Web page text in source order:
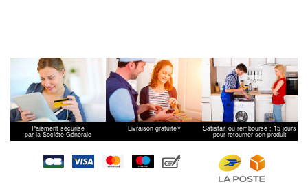
Paiement sécurisé
par la Société Générale
Livraison gratuite* Satisfait ou remboursé : 15 jours
pour retourner son produit